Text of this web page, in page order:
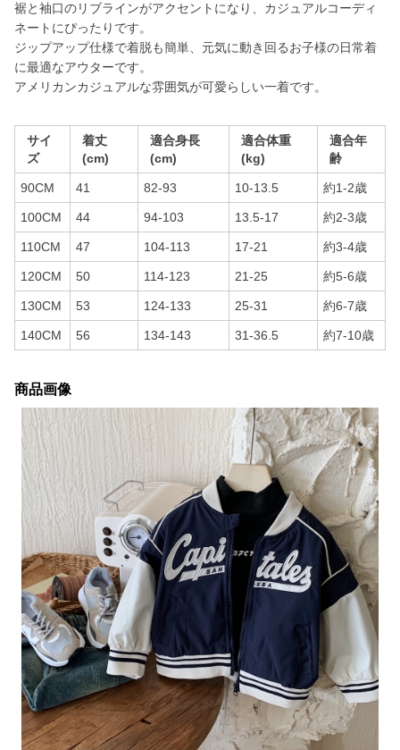
裾と袖口のリブラインがアクセントになり、カジュアルコーディ
ネートにぴったりです。
ジップアップ仕様で着脱も簡単、元気に動き回るお子様の日常着
に最適なアウターです。
アメリカンカジュアルな雰囲気が可愛らしい一着です。
サイ
ズ
着丈
(cm)
適合身長
(cm)
適合体重
(kg)
適合年
齢
90CM 41 82-93 10-13.5 約1-2歳
100CM 44 94-103 13.5-17 約2-3歳
110CM 47 104-113 17-21 約3-4歳
120CM 50 114-123 21-25 約5-6歳
130CM 53 124-133 25-31 約6-7歳
140CM 56 134-143 31-36.5 約7-10歳
商品画像